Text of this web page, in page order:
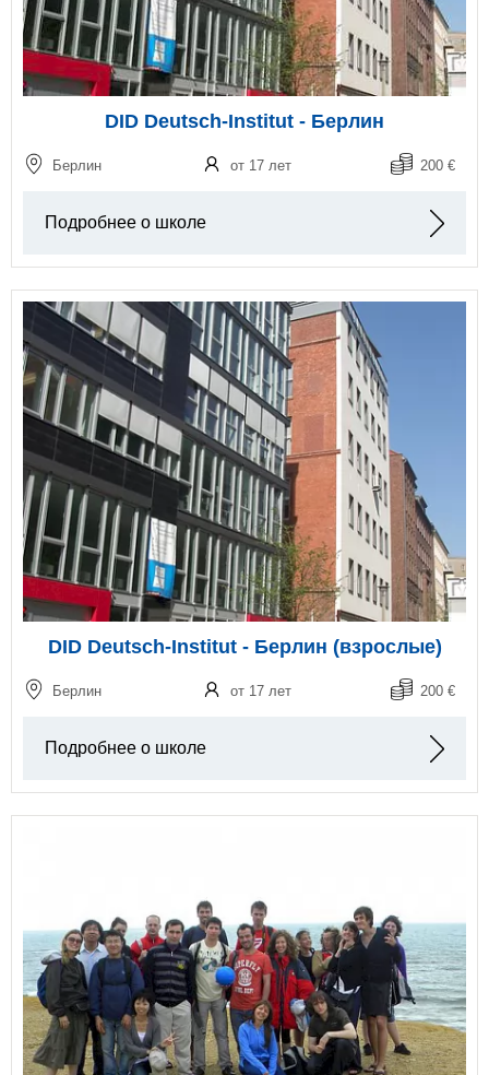
DID Deutsch-Institut - Берлин
Берлин от 17 лет 200 €
Подробнее о школе
DID Deutsch-Institut - Берлин (взрослые)
Берлин от 17 лет 200 €
Подробнее о школе